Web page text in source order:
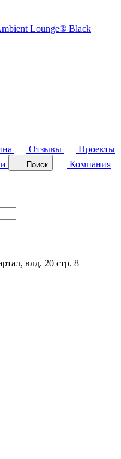
Lounge® Black
Отзывы
Проекты
Поиск
Компания
влд. 20 стр. 8